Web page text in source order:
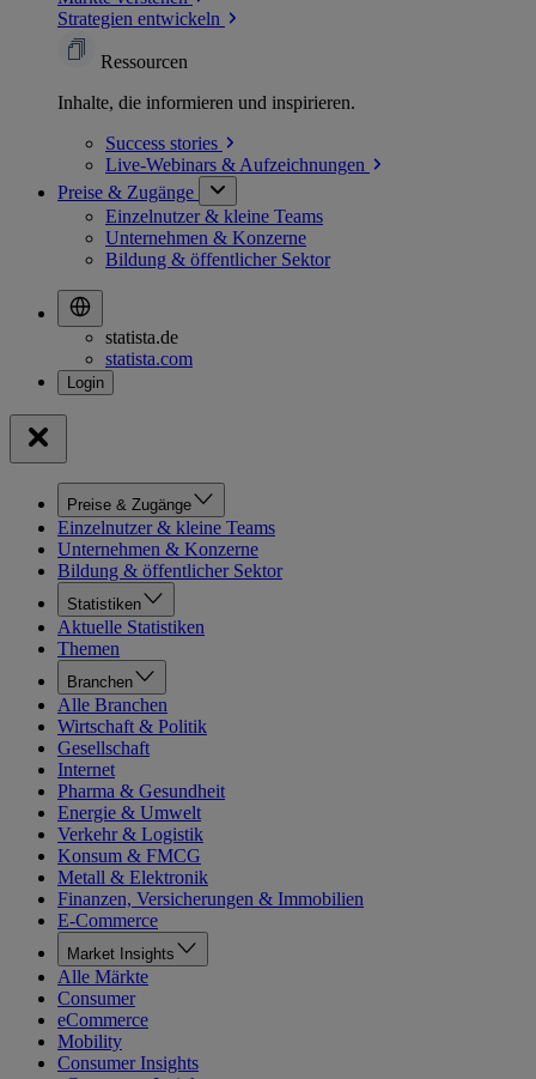
Strategien entwickeln
Ressourcen
Inhalte, die informieren und inspirieren.
Success stories
Live-Webinars & Aufzeichnungen
Preise & Zugänge
Einzelnutzer & kleine Teams
Unternehmen & Konzerne
Bildung & öffentlicher Sektor
statista.de
statista.com
Preise & Zugänge
Einzelnutzer & kleine Teams
Unternehmen & Konzerne
Bildung & öffentlicher Sektor
Statistiken
Aktuelle Statistiken
Themen
Branchen
Alle Branchen
Wirtschaft & Politik
Gesellschaft
Internet
Pharma & Gesundheit
Energie & Umwelt
Verkehr & Logistik
Konsum & FMCG
Metall & Elektronik
Finanzen, Versicherungen & Immobilien
E-Commerce
Market Insights
Alle Märkte
Consumer
eCommerce
Mobility
Consumer Insights